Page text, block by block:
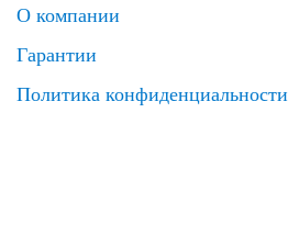
О компании
Гарантии
Политика конфиденциальности